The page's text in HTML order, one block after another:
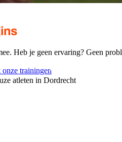
Heb je geen ervaring? Geen
trainingen
atleten in Dordrecht